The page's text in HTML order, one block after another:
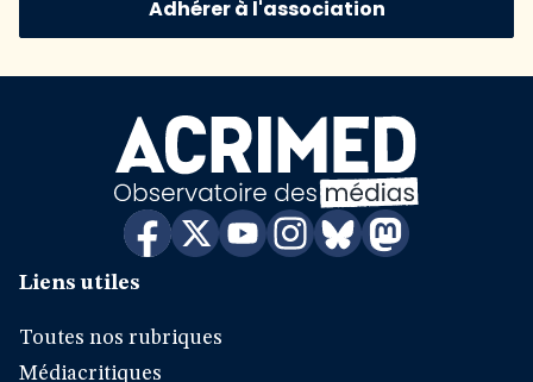
Adhérer à l'association
Liens utiles
Toutes nos rubriques
Médiacritiques